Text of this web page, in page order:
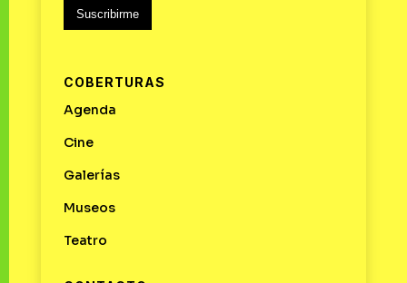
Suscribirme
COBERTURAS
Agenda
Cine
Galerías
Museos
Teatro